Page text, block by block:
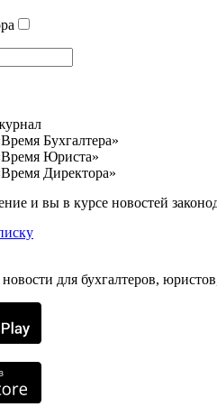
Бухгалтера»
Юриста»
Директора»
и вы в курсе новостей
для бухгалтеров,